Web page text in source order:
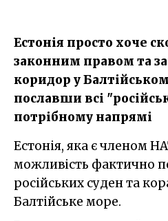
Естонія просто хоче
законним правом та
коридор у
пославши всі
потрібному напрямі
Естонія, яка є членом НАТО, розглядає
можливість фактично
російських суден та
Балтійське море.